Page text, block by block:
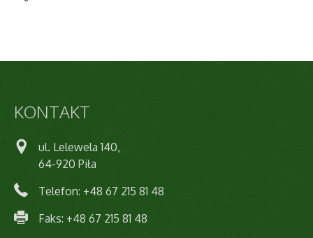
KONTAKT
ul. Lelewela 140,
64-920 Piła
Telefon: +48 67 215 81 48
Faks: +48 67 215 81 48